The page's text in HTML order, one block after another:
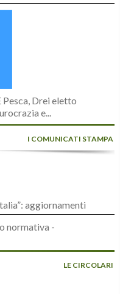
Drei eletto
e...
I COMUNICATI STAMPA
aggiornamenti
normativa -
LE CIRCOLARI